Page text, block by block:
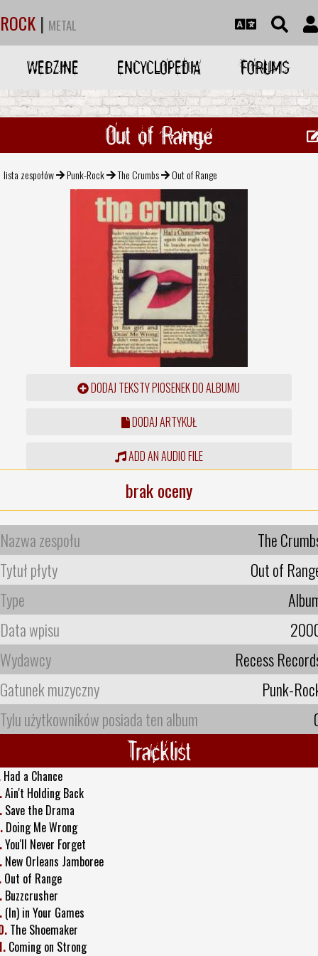
ROCK | METAL
WEBZINE ENCYCLOPEDIA FORUMS
Out of Range
lista zespołów Punk-Rock The Crumbs Out of Range
DODAJ TEKSTY PIOSENEK DO ALBUMU
DODAJ ARTYKUŁ
ADD AN AUDIO FILE
brak oceny
Nazwa zespołu
The
Tytuł płyty
Out of
Type
Data wpisu
Wydawcy
Recess
Gatunek muzyczny
Punk-
Tylu użytkowników posiada ten album
Tracklist
Had a Chance
Ain't Holding Back
Save the Drama
Doing Me Wrong
You'll Never Forget
New Orleans Jamboree
Out of Range
Buzzcrusher
(In) in Your Games
The Shoemaker
Coming on Strong